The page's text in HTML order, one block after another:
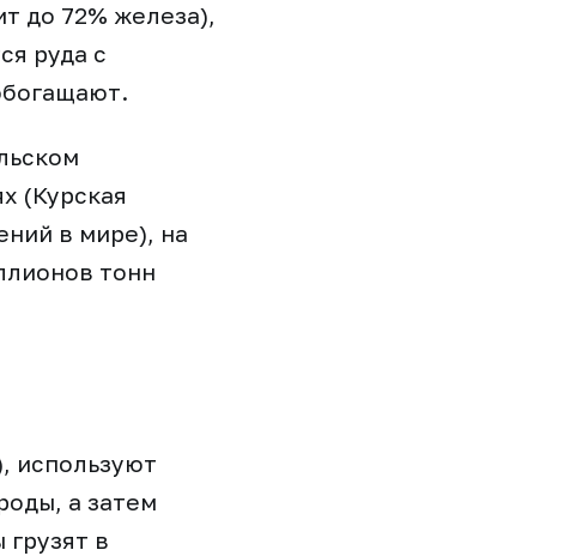
до 72% железа),
руда с
(Курская
в мире), на
тонн
используют
а затем
в